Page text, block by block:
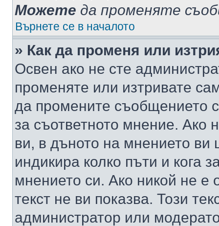
Можете да променяте
Върнете се в началото
» Как да променя или
Освен ако не сте
променяте или изтривате
да промените съобщението
за съответното мнение. Ако
ви, в дъното на мнението ви
индикира колко пъти и кога
мнението си. Ако никой не е
текст не ви показва. Този
администратор или